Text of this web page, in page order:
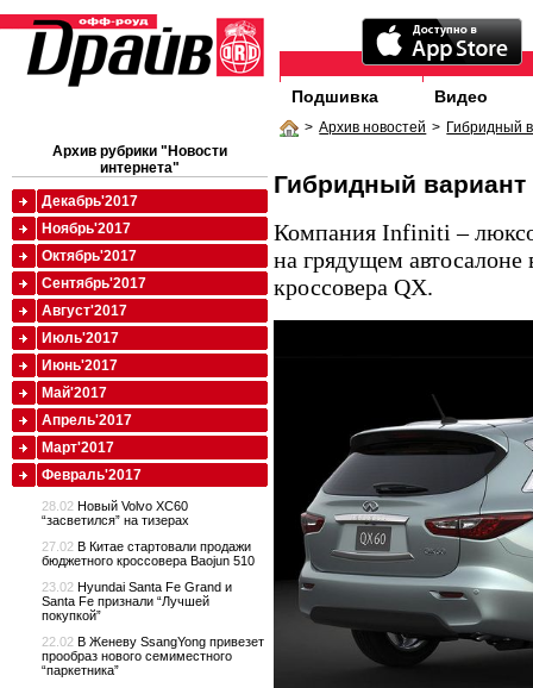
Подшивка Видео
> Архив новостей > Гибридный
Гибридный вариант
Компания Infiniti –
на грядущем
кроссовера QX.
Архив рубрики "Новости
интернета"
Декабрь'2017
Ноябрь'2017
Октябрь'2017
Сентябрь'2017
Август'2017
Июль'2017
Июнь'2017
Май'2017
Апрель'2017
Март'2017
Февраль'2017
28.02 Новый Volvo XC60
“засветился” на тизерах
27.02 В Китае стартовали продажи
бюджетного кроссовера Baojun 510
23.02 Hyundai Santa Fe Grand и
Santa Fe признали “Лучшей
покупкой”
22.02 В Женеву SsangYong привезет
прообраз нового семиместного
“паркетника”